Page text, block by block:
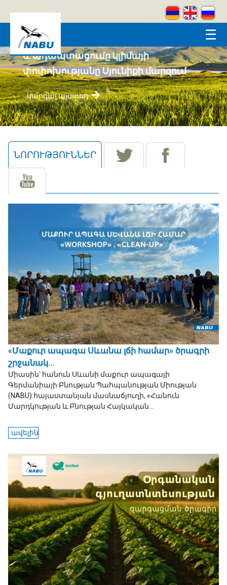
☰
Կրեատիվ լեռներ
կարդալ այստեղ
ՆՈՐՈՒԹՅՈՒՆՆԵՐ (ԱԿՏԻՎ ԹԱԲ)
tw fb
yt
«Մաքուր ապագա Սևանա լճի համար» ծրագրի
շրջանակ...
Միասին՝ հանուն Սևանի մաքուր ապագայի
Գերմանիայի Բնության Պահպանության Միության
(NABU) հայաստանյան մասնաճյուղի, «Հանուն
Մարդկության և Բնության Հայկական...
ավելին